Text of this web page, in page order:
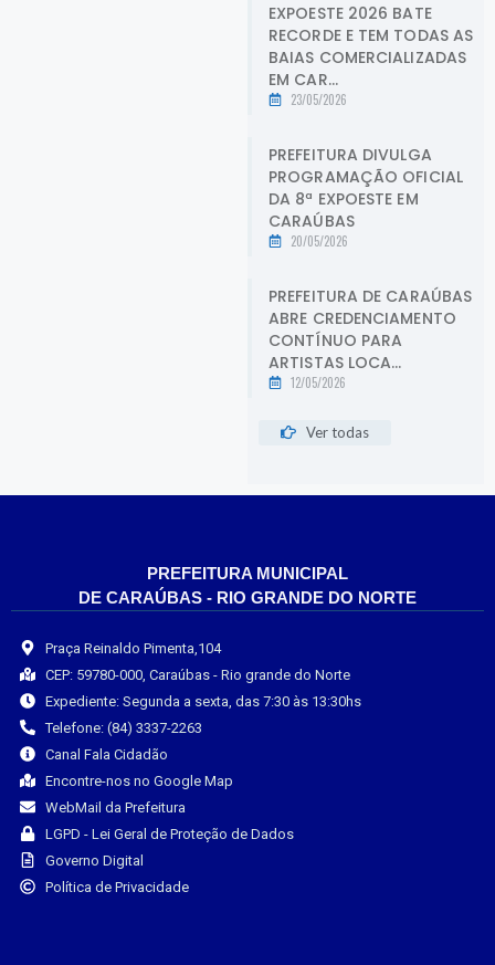
EXPOESTE 2026 BATE
RECORDE E TEM TODAS AS
BAIAS COMERCIALIZADAS
EM CAR...
23/05/2026
PREFEITURA DIVULGA
PROGRAMAÇÃO OFICIAL
DA 8ª EXPOESTE EM
CARAÚBAS
20/05/2026
PREFEITURA DE CARAÚBAS
ABRE CREDENCIAMENTO
CONTÍNUO PARA
ARTISTAS LOCA...
12/05/2026
Ver todas
PREFEITURA MUNICIPAL
DE CARAÚBAS - RIO GRANDE DO NORTE
Praça Reinaldo Pimenta,104
CEP: 59780-000, Caraúbas - Rio grande do Norte
Expediente: Segunda a sexta, das 7:30 às 13:30hs
Telefone: (84) 3337-2263
Canal Fala Cidadão
Encontre-nos no Google Map
WebMail da Prefeitura
LGPD - Lei Geral de Proteção de Dados
Governo Digital
Política de Privacidade